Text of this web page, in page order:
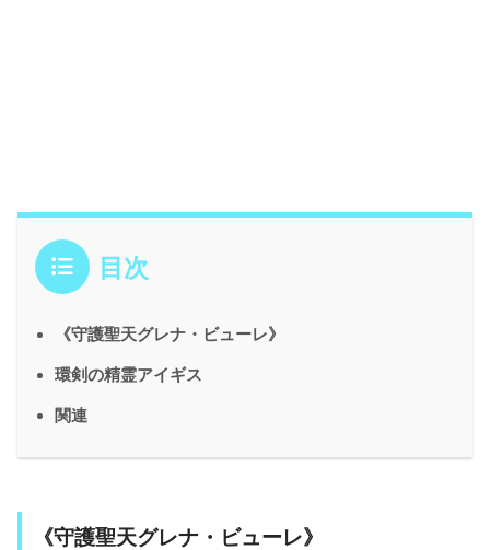
目次
《守護聖天グレナ・ビューレ》
環剣の精霊アイギス
関連
《守護聖天グレナ・ビューレ》